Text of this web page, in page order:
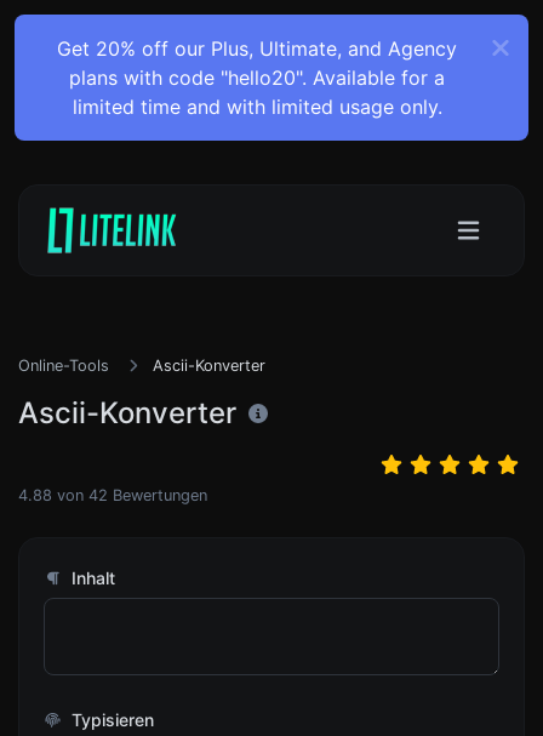
Get 20% off our Plus, Ultimate, and Agency
plans with code "hello20". Available for a
limited time and with limited usage only.
Online-Tools Ascii-Konverter
Ascii-Konverter
4.88 von 42 Bewertungen
Inhalt
Typisieren